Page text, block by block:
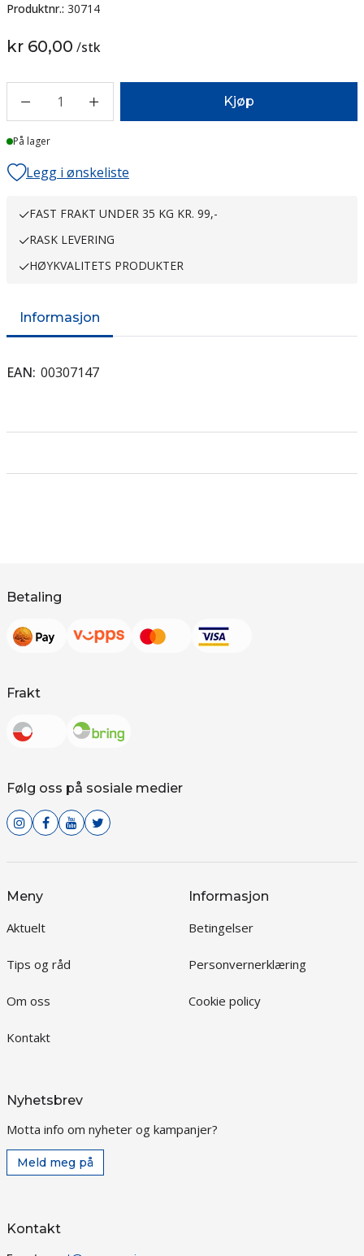
Produktnr.: 30714
kr 60,00 /stk
1 Kjøp
På lager
Legg i ønskeliste
FAST FRAKT UNDER 35 KG KR. 99,-
RASK LEVERING
HØYKVALITETS PRODUKTER
Informasjon
EAN 00307147
Betaling
Frakt
Følg oss på sosiale medier
Meny
Aktuelt
Tips og råd
Om oss
Kontakt
Informasjon
Betingelser
Personvernerklæring
Cookie policy
Nyhetsbrev
Motta info om nyheter og kampanjer?
Meld meg på
Kontakt